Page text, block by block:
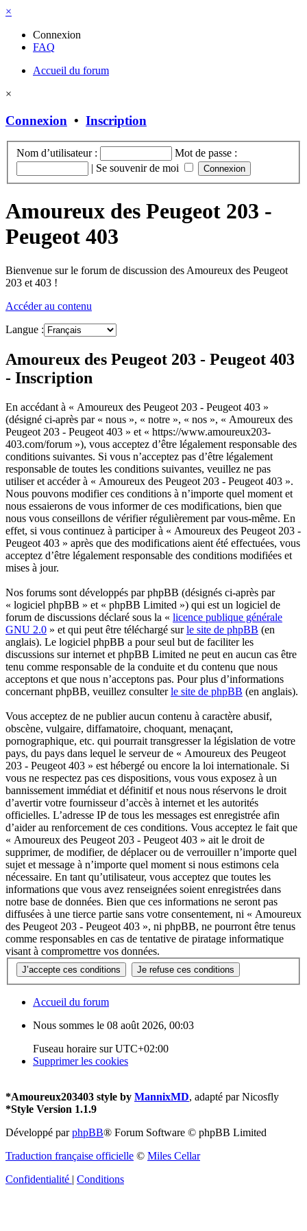
×
Connexion
FAQ
Accueil du forum
×
Connexion • Inscription
Nom d’utilisateur :
Mot de passe :
| Se souvenir de moi
Amoureux des Peugeot 203 -
Peugeot 403
Bienvenue sur le forum de discussion des Amoureux des Peugeot
203 et 403 !
Accéder au contenu
Langue :
Amoureux des Peugeot 203 - Peugeot 403
- Inscription
En accédant à « Amoureux des Peugeot 203 - Peugeot 403 »
(désigné ci-après par « nous », « notre », « nos », « Amoureux des
Peugeot 203 - Peugeot 403 » et « https://www.amoureux203-
403.com/forum »), vous acceptez d’être légalement responsable des
conditions suivantes. Si vous n’acceptez pas d’être légalement
responsable de toutes les conditions suivantes, veuillez ne pas
utiliser et accéder à « Amoureux des Peugeot 203 - Peugeot 403 ».
Nous pouvons modifier ces conditions à n’importe quel moment et
nous essaierons de vous informer de ces modifications, bien que
nous vous conseillons de vérifier régulièrement par vous-même. En
effet, si vous continuez à participer à « Amoureux des Peugeot 203 -
Peugeot 403 » après que des modifications aient été effectuées, vous
acceptez d’être légalement responsable des conditions modifiées et
mises à jour.
Nos forums sont développés par phpBB (désignés ci-après par
« logiciel phpBB » et « phpBB Limited ») qui est un logiciel de
forum de discussions déclaré sous la « licence publique générale
GNU 2.0 » et qui peut être téléchargé surle site de phpBB (en
anglais). Le logiciel phpBB a pour seul but de faciliter les
discussions sur internet et phpBB Limited ne peut en aucun cas être
tenu comme responsable de la conduite et du contenu que nous
acceptons et que nous n’acceptons pas. Pour plus d’informations
concernant phpBB, veuillez consulterle site de phpBB (en anglais).
Vous acceptez de ne publier aucun contenu à caractère abusif,
obscène, vulgaire, diffamatoire, choquant, menaçant,
pornographique, etc. qui pourrait transgresser la législation de votre
pays, du pays dans lequel le serveur de « Amoureux des Peugeot
203 - Peugeot 403 » est hébergé ou encore la loi internationale. Si
vous ne respectez pas ces dispositions, vous vous exposez à un
bannissement immédiat et définitif et nous nous réservons le droit
d’avertir votre fournisseur d’accès à internet et les autorités
officielles. L’adresse IP de tous les messages est enregistrée afin
d’aider au renforcement de ces conditions. Vous acceptez le fait que
« Amoureux des Peugeot 203 - Peugeot 403 » ait le droit de
supprimer, de modifier, de déplacer ou de verrouiller n’importe quel
sujet et message à n’importe quel moment si nous estimons cela
nécessaire. En tant qu’utilisateur, vous acceptez que toutes les
informations que vous avez renseignées soient enregistrées dans
notre base de données. Bien que ces informations ne seront pas
diffusées à une tierce partie sans votre consentement, ni « Amoureux
des Peugeot 203 - Peugeot 403 », ni phpBB, ne pourront être tenus
comme responsables en cas de tentative de piratage informatique
visant à compromettre vos données.
Accueil du forum
Nous sommes le 08 août 2026, 00:03
Fuseau horaire surUTC+02:00
Supprimer les cookies
*Amoureux203403 style by MannixMD, adapté par Nicosfly
*Style Version 1.1.9
Développé parphpBB® Forum Software © phpBB Limited
Traduction française officielle © Miles Cellar
Confidentialité | Conditions